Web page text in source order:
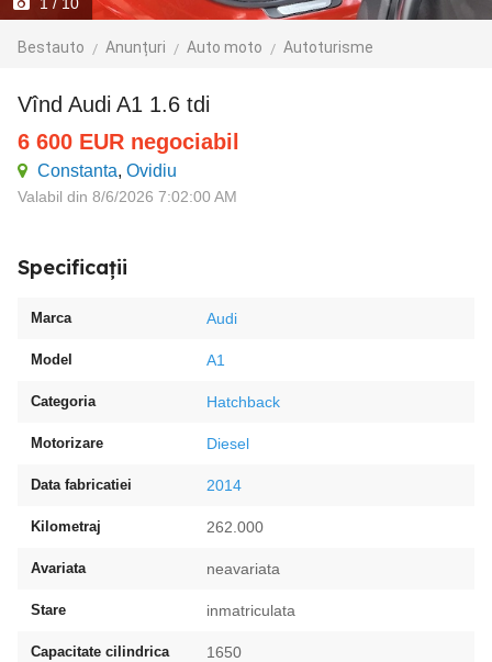
Bestauto Anunțuri Auto moto Autoturisme
Vînd Audi A1 1.6 tdi
6 600 EUR negociabil
Constanta, Ovidiu
Valabil din 8/6/2026 7:02:00 AM
Specificații
Marca Audi
Model A1
Categoria Hatchback
Motorizare Diesel
Data fabricatiei 2014
Kilometraj 262.000
Avariata neavariata
Stare inmatriculata
Capacitate cilindrica 1650